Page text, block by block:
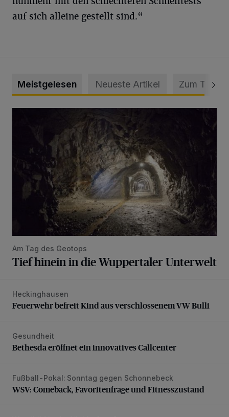
auf sich alleine gestellt sind.“
Meistgelesen Neueste Artikel Zum Thema
Am Tag des Geotops
Tief hinein in die Wuppertaler Unterwelt
Feuerwehr befreit Kind aus verschlossenem VW Bulli
Heckinghausen
Feuerwehr befreit Kind aus verschlossenem VW Bulli
Bethesda eröffnet ein innovatives Callcenter
Gesundheit
Bethesda eröffnet ein innovatives Callcenter
WSV: Comeback, Favoritenfrage und Fitnesszustand
Fußball-Pokal: Sonntag gegen Schonnebeck
WSV: Comeback, Favoritenfrage und Fitnesszustand